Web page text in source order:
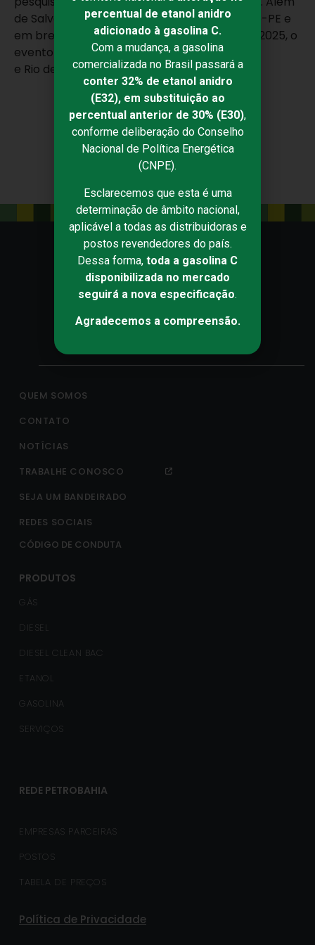
de Salvador, a caravana já passou por Recife-PE e
em breve estará em São Luís-MA. Ainda em 2025, o
evento vai passar pelos estados do Ceará
e Rio de Janeiro.
COMPARTILHAR
QUEM SOMOS
CONTATO
NOTÍCIAS
TRABALHE CONOSCO
SEJA UM BANDEIRADO
REDES SOCIAIS
CÓDIGO DE CONDUTA
PRODUTOS
GÁS
DIESEL
DIESEL CLEAN BAC
ETANOL
GASOLINA
SERVIÇOS
REDE PETROBAHIA
EMPRESAS PARCEIRAS
POSTOS
TABELA DE PREÇOS
Política de Privacidade
percentual de etanol anidro
adicionado à gasolina C.
Com a mudança, a gasolina
comercializada no Brasil passará a
conter 32% de etanol anidro
(E32), em substituição ao
percentual anterior de 30% (E30),
conforme deliberação do Conselho
Nacional de Política Energética
(CNPE).
Esclarecemos que esta é uma
determinação de âmbito nacional,
aplicável a todas as distribuidoras e
postos revendedores do país.
Dessa forma, toda a gasolina C
disponibilizada no mercado
seguirá a nova especificação.
Agradecemos a compreensão.